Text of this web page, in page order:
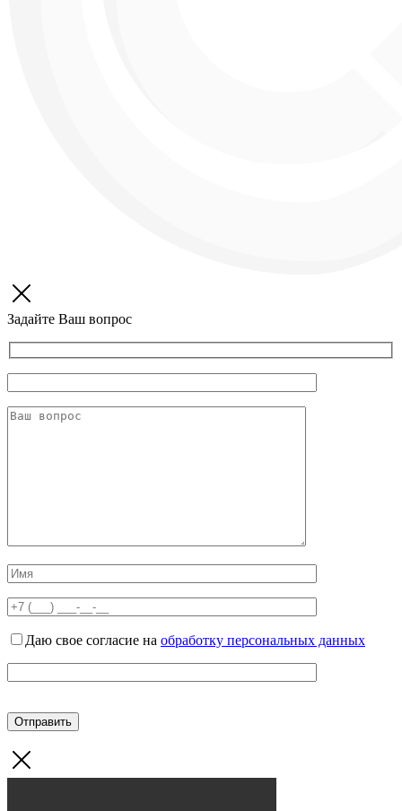
Задайте Ваш вопрос
Даю свое согласие на обработку персональных данных